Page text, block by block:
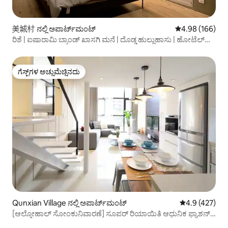
美城村 ನಲ್ಲಿ ಅಪಾರ್ಟ್‌ಮಂಟ್ 5 ರಲ್ಲಿ 4.98
4.98 (166)
ರಿಶೆ | ಐಷಾರಾಮಿ ಬ್ರಾಂಡ್ ಖಾಸಗಿ ಮನೆ | ದೊಡ್ಡ ಹುಲ್ಲುಹಾಸು | ಹೋಟೆಲ್
ಪಾರ್ಕಿಂಗ್ ಸ್ಥಳ | Netflix ಸದಸ್ಯತ್ವ | ಸಂಪೂರ್ಣ ಪಾತ್ರೆಗಳು
ಗೆಸ್ಟ್‌ಗಳ ಅಚ್ಚುಮೆಚ್ಚಿನದು
ಗೆಸ್ಟ್‌ಗಳ ಅಚ್ಚುಮೆಚ್ಚಿನದು
Qunxian Village ನಲ್ಲಿ ಅಪಾರ್ಟ್‌ಮಂಟ್ 5 ರಲ್ಲಿ 4.9
4.9 (427)
[ಆಲ್ಕೋಹಾಲ್ ಸೋಂಕುನಿವಾರಣೆ] ಸೂಪರ್ ರಿಯಾಯಿತಿ ಆಧುನಿಕ ಫ್ಯಾಶನ್